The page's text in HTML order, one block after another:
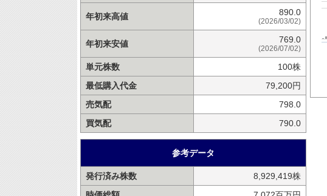
年初来高値 890.0
(2026/03/02)
年初来安値 769.0
(2026/07/02)
単元株数
100株
最低購入代金
79,200円
売気配
798.0
買気配
790.0
参考データ
発行済み株数
8,929,419株